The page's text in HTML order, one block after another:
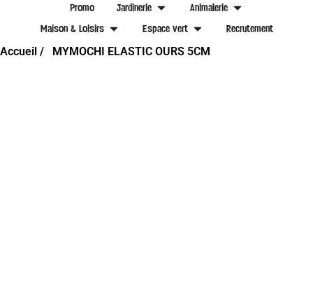
Promo Jardinerie
Animalerie
Maison & Loisirs
Espace vert Recrutement
Accueil / MYMOCHI ELASTIC OURS 5CM